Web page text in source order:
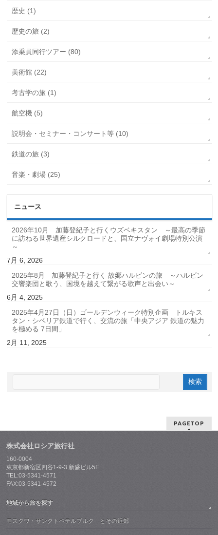
歴史 (1)
歴史の旅 (2)
添乗員同行ツアー (80)
美術館 (22)
考古学の旅 (1)
航空機 (5)
説明会・セミナー・コンサート等 (10)
鉄道の旅 (3)
音楽・劇場 (25)
ニュース
2026年10月 加藤登紀子と行くウズベキスタン ～最高の季節
に訪ねる世界遺産シルクロードと、国立ナヴォイ劇場特別公演
～
7月 6, 2026
2025年8月 加藤登紀子と行く 故郷ハルビンの旅 ～ハルビン
交響楽団と歌う、国境を越えて繋がる歌声と出会い～
6月 4, 2025
2025年4月27日（日）ゴールデンウィーク特別企画 トルキス
タン・シベリア鉄道で行く、交流の旅「中央アジア 鉄道の魅力
を極める 7日間」
2月 11, 2025
PAGETOP
株式会社ロシア旅行社
160-0004
東京都新宿区四谷1-9-3 新盛ビル5F
TEL:03-5341-4571
FAX:03-5341-4572
地域から旅を探す
モスクワ・サンクトペテルブルク とその近郊